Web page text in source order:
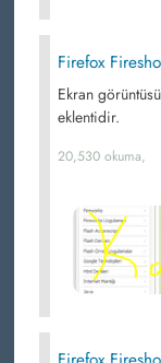
Firefox
Ekran
eklentidir.
20,530 okuma,